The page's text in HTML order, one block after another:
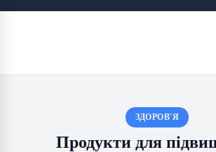
ЗДОРОВ'Я
Продукти для